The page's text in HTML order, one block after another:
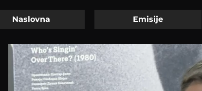
Naslovna Emisije